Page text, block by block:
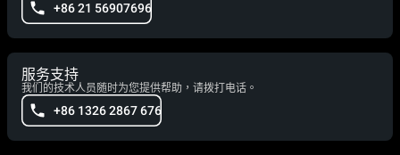
+86 21 56907696
服务支持
我们的技术人员随时为您提供帮助，请拨打电话。
+86 1326 2867 676